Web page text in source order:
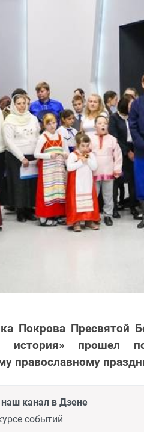
Покрова Пресвятой
прошел
православному
канал в Дзене
событий